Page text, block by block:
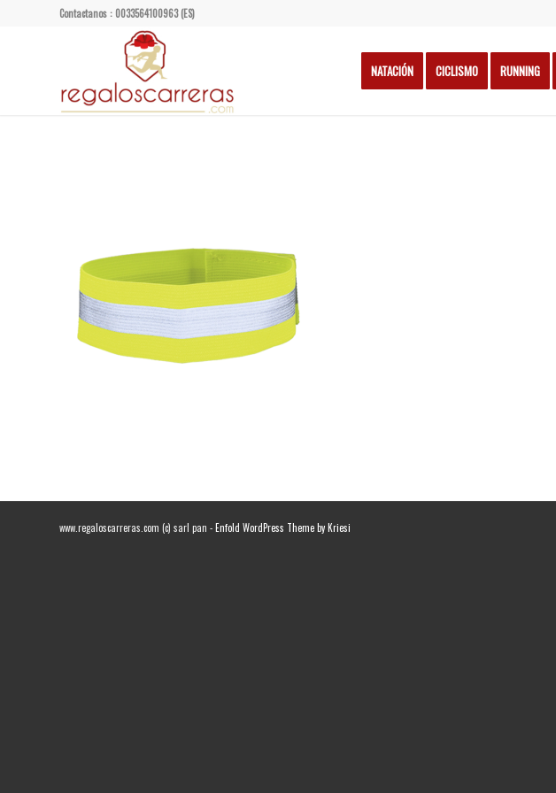
Contactanos : 0033564100963 (ES)
NATACIÓN CICLISMO RUNNING
www.regaloscarreras.com (c) sarl pan -Enfold WordPress Theme by Kriesi